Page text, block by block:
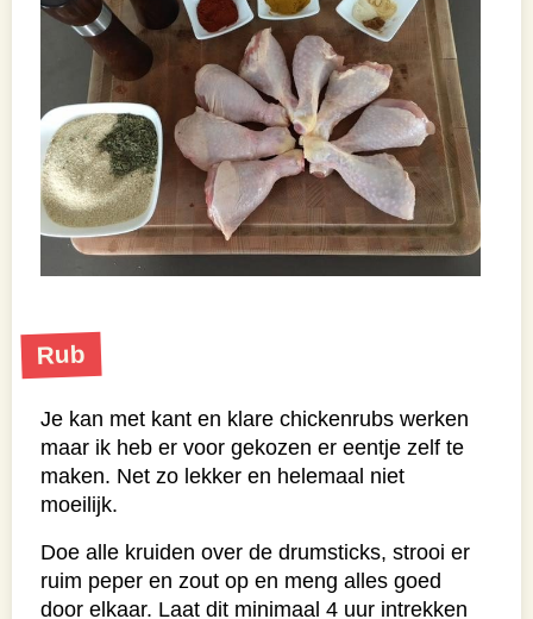
Rub
Je kan met kant en klare chickenrubs werken
maar ik heb er voor gekozen er eentje zelf te
maken. Net zo lekker en helemaal niet
moeilijk.
Doe alle kruiden over de drumsticks, strooi er
ruim peper en zout op en meng alles goed
door elkaar. Laat dit minimaal 4 uur intrekken